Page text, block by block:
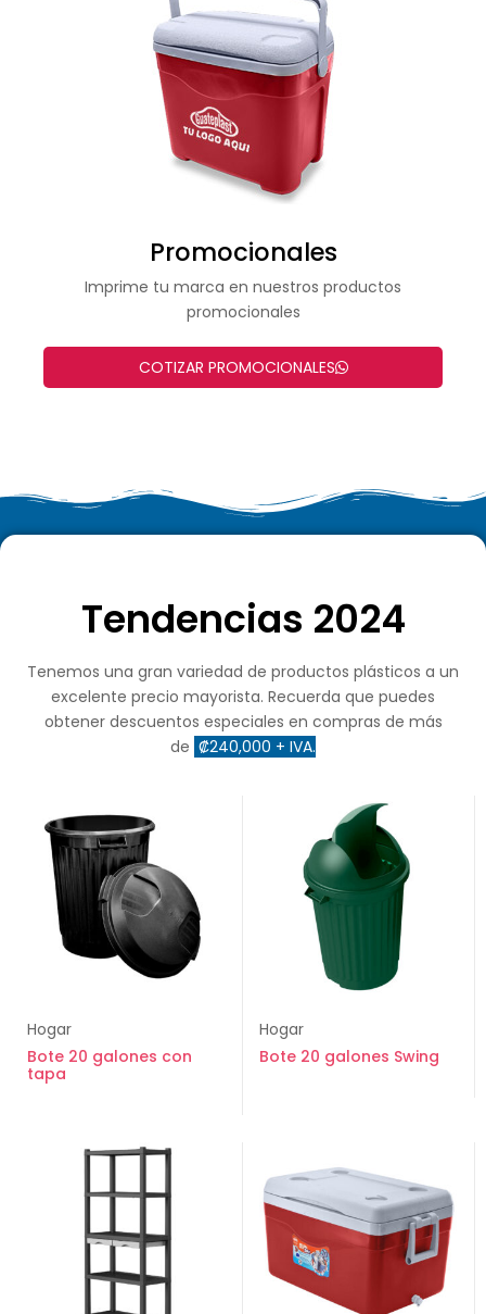
Promocionales
Imprime tu marca en nuestros productos
promocionales
COTIZAR PROMOCIONALES
Tendencias 2024
Tenemos una gran variedad de productos plásticos a un
excelente precio mayorista. Recuerda que puedes
obtener descuentos especiales en compras de más
de ₡240,000 + IVA.
Hogar
Bote 20 galones con
tapa
Hogar
Bote 20 galones Swing